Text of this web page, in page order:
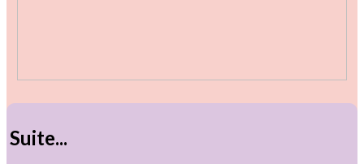
Suite...